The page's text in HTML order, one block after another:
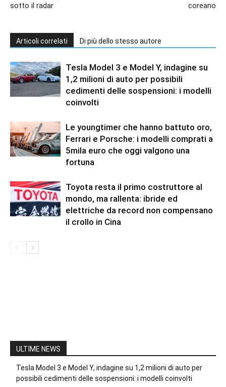
sotto il radar
coreano
Articoli correlati Di più dello stesso autore
Tesla Model 3 e Model Y, indagine su
1,2 milioni di auto per possibili
cedimenti delle sospensioni: i modelli
coinvolti
Le youngtimer che hanno battuto oro,
Ferrari e Porsche: i modelli comprati a
5mila euro che oggi valgono una
fortuna
Toyota resta il primo costruttore al
mondo, ma rallenta: ibride ed
elettriche da record non compensano
il crollo in Cina
ULTIME NEWS
Tesla Model 3 e Model Y, indagine su 1,2 milioni di auto per
possibili cedimenti delle sospensioni: i modelli coinvolti